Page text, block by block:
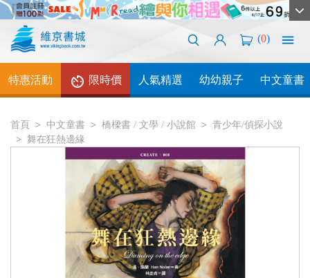
(0)
特惠活動 限時價 人氣精選 幼幼親子 中文童書
首頁 中文童書 橋樑書 / 文學 / 小說館
青少年/偵探小說
舞在狂熱邊緣